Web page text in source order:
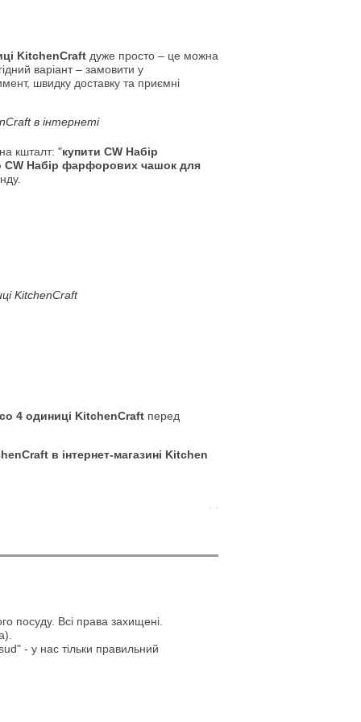
KitchenCraft дуже просто – це можна
варіант – замовити у
швидку доставку та приємні
в інтернеті
кшталт: "купити CW Набір
Набір фарфорових чашок для
KitchenCraft
4 одиниці KitchenCraft перед
в інтернет-магазині Kitchen
посуду. Всі права захищені.
- у нас тільки правильний